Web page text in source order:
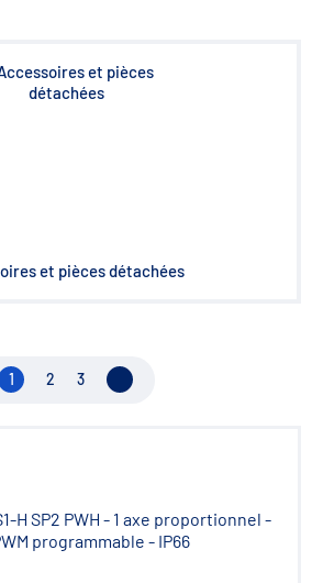
et pièces détachées
1 2 3 Page suivante